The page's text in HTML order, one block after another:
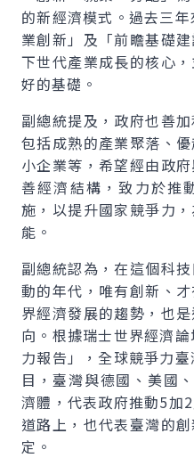
的新經濟模式。過去三
業創新」及「前瞻基礎
下世代產業成長的核心
好的基礎。
副總統提及，政府也善
包括成熟的產業聚落、
小企業等，希望經由政
善經濟結構，致力於推
施，以提升國家競爭力
能。
副總統認為，在這個科
動的年代，唯有創新、
界經濟發展的趨勢，也
向。根據瑞士世界經濟
力報告」，全球競爭力
目，臺灣與德國、美國
濟體，代表政府推動5加
道路上，也代表臺灣的
定。